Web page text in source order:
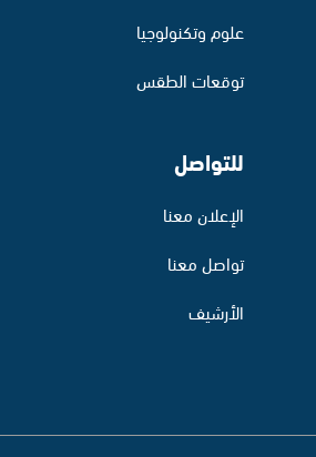
علوم وتكنولوجيا
توقعات الطقس
للتواصل
الإعلان معنا
تواصل معنا
الأرشيف